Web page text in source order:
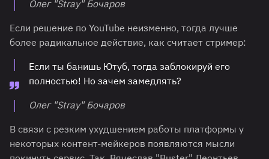
Олег "Stray" Бочаров
Если решение по YouTube неизменно, тогда лучше
более радикальное действие, как считает стример:
Если ты банишь Ютуб, тогда заблокируй его
полностью! Но зачем замедлять?
Олег "Stray" Бочаров
В связи с резким ухудшением работы платформы у
некоторых контент-мейкеров появляются мысли